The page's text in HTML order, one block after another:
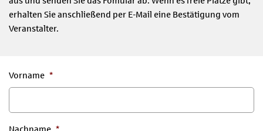
erhalten Sie anschließend per E-Mail eine Bestätigung vom
Veranstalter.
Vorname *